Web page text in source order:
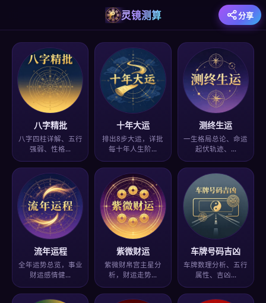
灵镜测算 分享
八字精批
八字四柱详解、五行
强弱、性格…
十年大运
排出8步大运，详批
每十年人生阶…
测终生运
一生格局总论、命运
起伏轨迹、…
流年运程
全年运势总览，事业
财运感情健…
紫微财运
紫微财帛宫主星分
析，财运走势…
车牌号码吉凶
车牌数理分析、五行
属性、吉凶…